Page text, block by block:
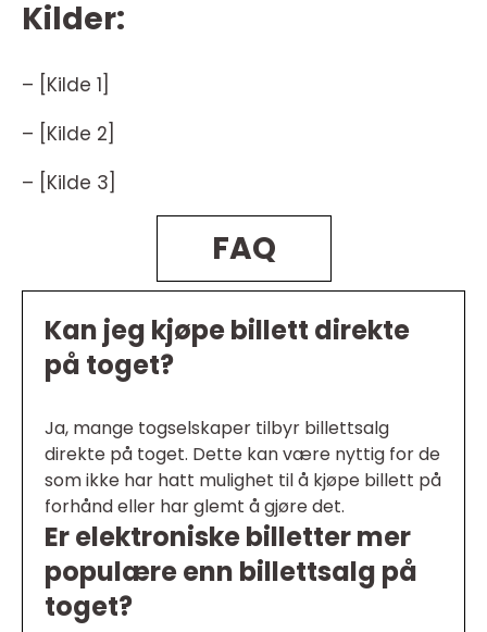
Kilder:
– [Kilde 1]
– [Kilde 2]
– [Kilde 3]
FAQ
Kan jeg kjøpe billett direkte
på toget?
Ja, mange togselskaper tilbyr billettsalg
direkte på toget. Dette kan være nyttig for de
som ikke har hatt mulighet til å kjøpe billett på
forhånd eller har glemt å gjøre det.
Er elektroniske billetter mer
populære enn billettsalg på
toget?